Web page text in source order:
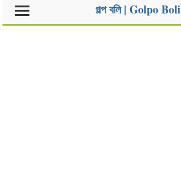
গল্প বলি | Golpo Boli